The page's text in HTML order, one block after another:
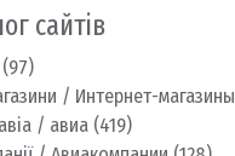
сайтів
(97)
/ Интернет-магазины
/ авиа (419)